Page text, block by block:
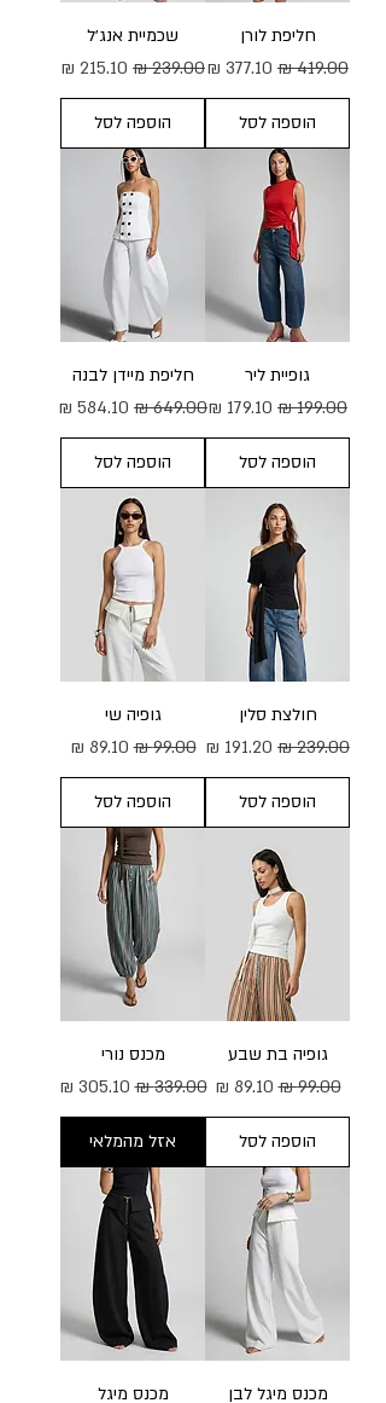
חליפת לורן
מחיר רגיל מחיר מבצע
הוספה לסל
שכמיית אנג׳ל
מחיר רגיל מחיר מבצע
הוספה לסל
גופיית ליר
מחיר רגיל מחיר מבצע
הוספה לסל
חליפת מיידן לבנה
מחיר רגיל מחיר מבצע
הוספה לסל
חולצת סלין
מחיר רגיל מחיר מבצע
הוספה לסל
גופיה שי
מחיר רגיל‏99.00 ‏₪ מחיר מבצע
הוספה לסל
גופיה בת שבע
מחיר רגיל‏99.00 ‏₪ מחיר מבצע
הוספה לסל
מכנס נורי
מחיר רגיל‏339.00 ‏₪ מחיר מבצע
אזל מהמלאי
מכנס מיגל לבן מכנס מיגל